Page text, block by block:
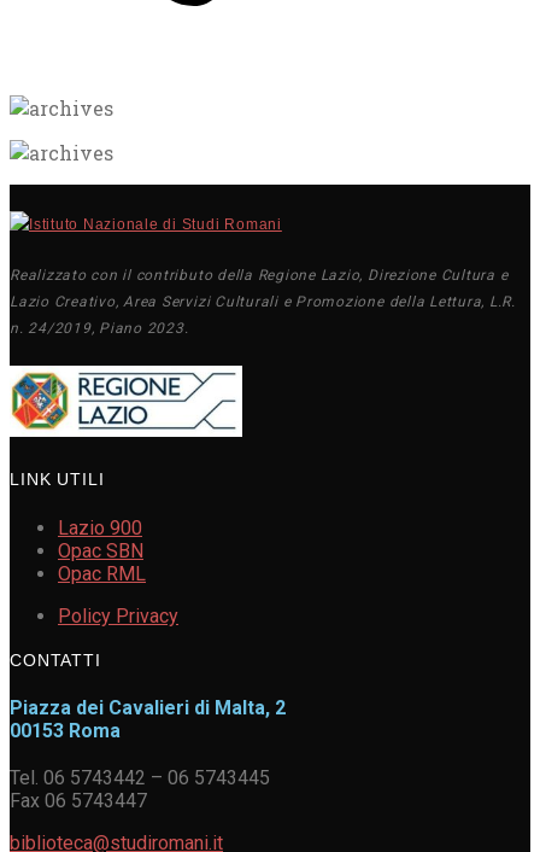
Realizzato con il contributo della Regione Lazio, Direzione Cultura e
Lazio Creativo, Area Servizi Culturali e Promozione della Lettura, L.R.
n. 24/2019, Piano 2023.
LINK UTILI
Lazio 900
Opac SBN
Opac RML
Policy Privacy
CONTATTI
Piazza dei Cavalieri di Malta, 2
00153 Roma
Tel. 06 5743442 – 06 5743445
Fax 06 5743447
biblioteca@studiromani.it